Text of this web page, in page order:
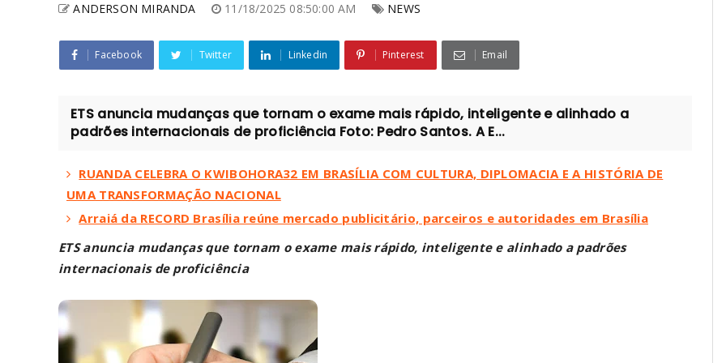
ANDERSON MIRANDA 11/18/2025 08:50:00 AM NEWS
Facebook Twitter Linkedin Pinterest Email
ETS anuncia mudanças que tornam o exame mais rápido, inteligente e alinhado a
padrões internacionais de proficiência Foto: Pedro Santos. A E...
RUANDA CELEBRA O KWIBOHORA32 EM BRASÍLIA COM CULTURA, DIPLOMACIA E A HISTÓRIA DE
UMA TRANSFORMAÇÃO NACIONAL
Arraiá da RECORD Brasília reúne mercado publicitário, parceiros e autoridades em Brasília
ETS anuncia mudanças que tornam o exame mais rápido, inteligente e alinhado a padrões
internacionais de proficiência